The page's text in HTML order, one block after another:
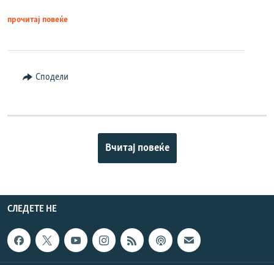
прочитај повеќе
Сподели
Вчитај повеќе
СЛЕДЕТЕ НЕ